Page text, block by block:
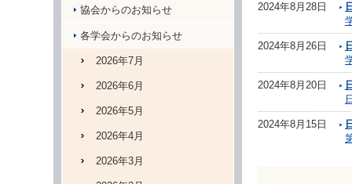
2024年8月28日
2024年8月26日
2024年8月20日
2024年8月15日
協会からのお知らせ
各学会からのお知らせ
2026年7月
2026年6月
2026年5月
2026年4月
2026年3月